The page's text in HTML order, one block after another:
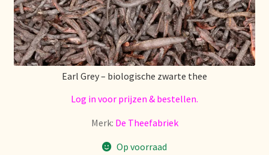
Earl Grey – biologische zwarte thee
Log in voor prijzen & bestellen.
Merk: De Theefabriek
Op voorraad